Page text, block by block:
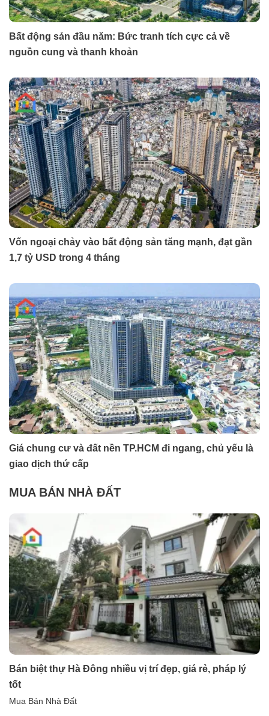
Bất động sản đầu năm: Bức tranh tích cực cả về
nguồn cung và thanh khoản
Vốn ngoại chảy vào bất động sản tăng mạnh, đạt gần
1,7 tỷ USD trong 4 tháng
Giá chung cư và đất nền TP.HCM đi ngang, chủ yếu là
giao dịch thứ cấp
MUA BÁN NHÀ ĐẤT
Bán biệt thự Hà Đông nhiều vị trí đẹp, giá rẻ, pháp lý
tốt
Mua Bán Nhà Đất